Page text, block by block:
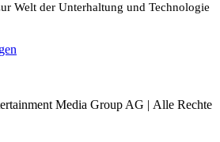
Welt der Unterhaltung und Technologie
Media Group AG | Alle Rechte